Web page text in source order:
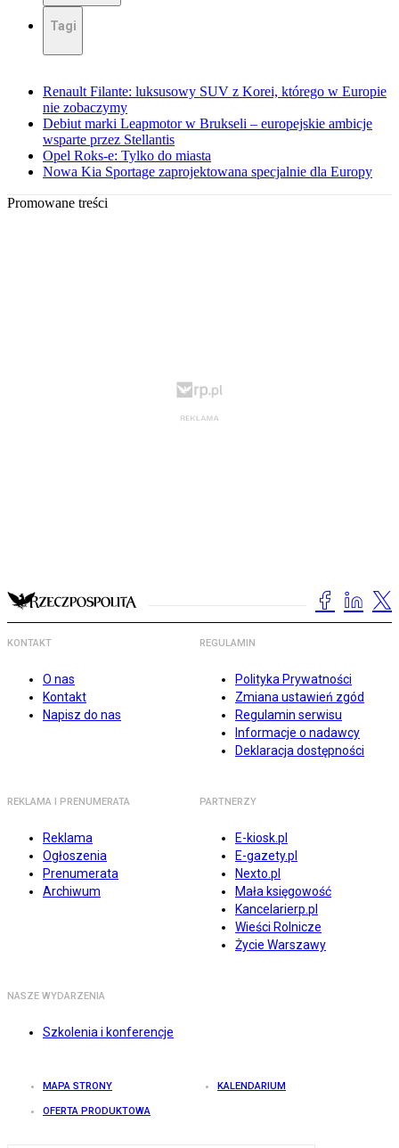
Tagi
Renault Filante: luksusowy SUV z Korei, którego w Europie
nie zobaczymy
Debiut marki Leapmotor w Brukseli – europejskie ambicje
wsparte przez Stellantis
Opel Roks-e: Tylko do miasta
Nowa Kia Sportage zaprojektowana specjalnie dla Europy
Promowane treści
KONTAKT
O nas
Kontakt
Napisz do nas
REGULAMIN
Polityka Prywatności
Zmiana ustawień zgód
Regulamin serwisu
Informacje o nadawcy
Deklaracja dostępności
REKLAMA I PRENUMERATA
Reklama
Ogłoszenia
Prenumerata
Archiwum
PARTNERZY
E-kiosk.pl
E-gazety.pl
Nexto.pl
Mała księgowość
Kancelarierp.pl
Wieści Rolnicze
Życie Warszawy
NASZE WYDARZENIA
Szkolenia i konferencje
MAPA STRONY KALENDARIUM
OFERTA PRODUKTOWA